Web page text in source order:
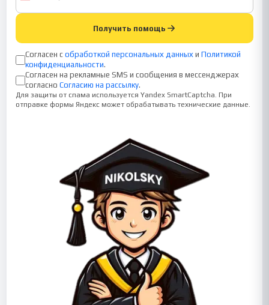
Получить помощь
Согласен с обработкой персональных данных и Политикой
конфиденциальности.
Согласен на рекламные SMS и сообщения в мессенджерах
согласно Согласию на рассылку.
Для защиты от спама используется Yandex SmartCaptcha. При
отправке формы Яндекс может обрабатывать технические данные.